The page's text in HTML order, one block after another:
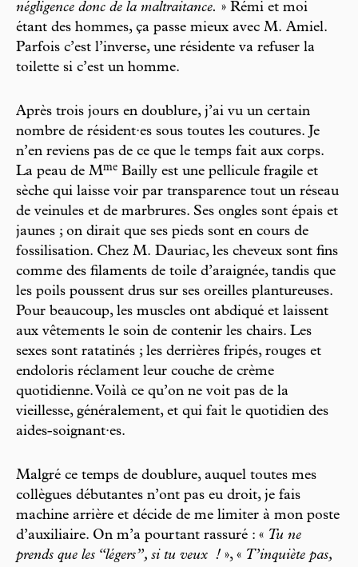
négligence donc de la maltraitance. » Rémi et moi
étant des hommes, ça passe mieux avec M. Amiel.
Parfois c’est l’inverse, une résidente va refuser la
toilette si c’est un homme.
Après trois jours en doublure, j’ai vu un certain
nombre de résident·es sous toutes les coutures. Je
n’en reviens pas de ce que le temps fait aux corps.
La peau de Mme Bailly est une pellicule fragile et
sèche qui laisse voir par transparence tout un réseau
de veinules et de marbrures. Ses ongles sont épais et
jaunes ; on dirait que ses pieds sont en cours de
fossilisation. Chez M. Dauriac, les cheveux sont fins
comme des filaments de toile d’araignée, tandis que
les poils poussent drus sur ses oreilles plantureuses.
Pour beaucoup, les muscles ont abdiqué et laissent
aux vêtements le soin de contenir les chairs. Les
sexes sont ratatinés ; les derrières fripés, rouges et
endoloris réclament leur couche de crème
quotidienne. Voilà ce qu’on ne voit pas de la
vieillesse, généralement, et qui fait le quotidien des
aides-soignant·es.
Malgré ce temps de doublure, auquel toutes mes
collègues débutantes n’ont pas eu droit, je fais
machine arrière et décide de me limiter à mon poste
d’auxiliaire. On m’a pourtant rassuré : « Tu ne
prends que les “légers”, si tu veux ! », « T’inquiète pas,